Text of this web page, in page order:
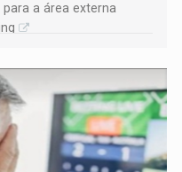
a área externa